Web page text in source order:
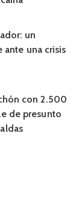
un
ante una crisis
con 2.500
de presunto